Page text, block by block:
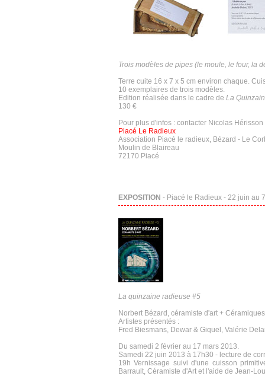
Trois modèles de pipes (le moule, le four, la
Terre cuite 16 x 7 x 5 cm environ chaque.
10 exemplaires de trois modèles.
Edition réalisée dans le cadre de La
130 €
Pour plus d'infos : contacter Nicolas
Piacé Le Radieux
Association Piacé le radieux, Bézard - Le
Moulin de Blaireau
72170 Piacé
EXPOSITION - Piacé le Radieux - 22 juin au
La quinzaine radieuse #5
Norbert Bézard, céramiste d'art +
Artistes présentés :
Fred Biesmans, Dewar & Giquel, Valérie
Du samedi 2 février au 17 mars 2013.
Samedi 22 juin 2013 à 17h30 - lecture de
19h Vernissage suivi d'une cuisson
Barrault, Céramiste d'Art et l'aide de Jean-